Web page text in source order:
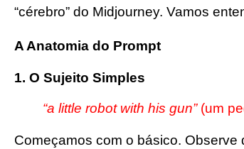
“cérebro” do Midjourney. Vamos
A Anatomia do Prompt
1. O Sujeito Simples
“a little robot with his gun”(um
Começamos com o básico.